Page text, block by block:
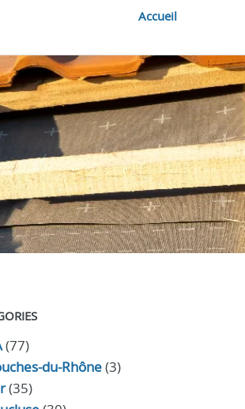
Accueil
(77)
du-Rhône(3)
(35)